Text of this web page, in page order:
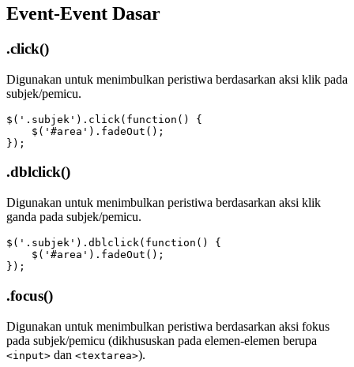
Event-Event Dasar
.click()
Digunakan untuk menimbulkan peristiwa berdasarkan aksi klik pada
subjek/pemicu.
$('.subjek').click(function() {
    $('#area').fadeOut();
});
.dblclick()
Digunakan untuk menimbulkan peristiwa berdasarkan aksi klik
ganda pada subjek/pemicu.
$('.subjek').dblclick(function() {
    $('#area').fadeOut();
});
.focus()
Digunakan untuk menimbulkan peristiwa berdasarkan aksi fokus
pada subjek/pemicu (dikhususkan pada elemen-elemen berupa
<input> dan <textarea>).